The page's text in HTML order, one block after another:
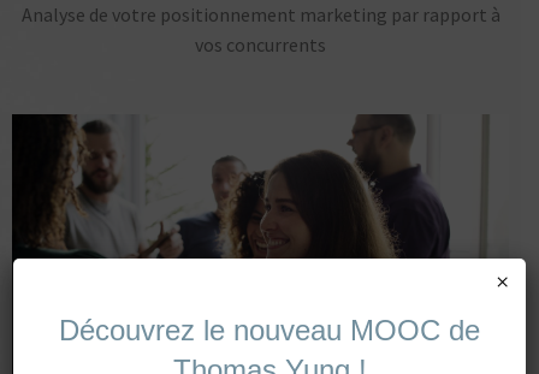
Analyse de votre positionnement marketing par rapport à
vos concurrents
Découvrez le nouveau MOOC de
×